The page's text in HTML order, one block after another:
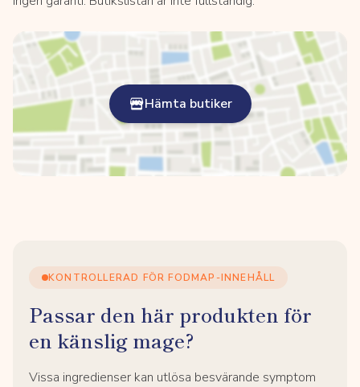
Hämta butiker
KONTROLLERAD FÖR FODMAP-INNEHÅLL
Passar den här produkten för
en känslig mage?
Vissa ingredienser kan utlösa besvärande symptom